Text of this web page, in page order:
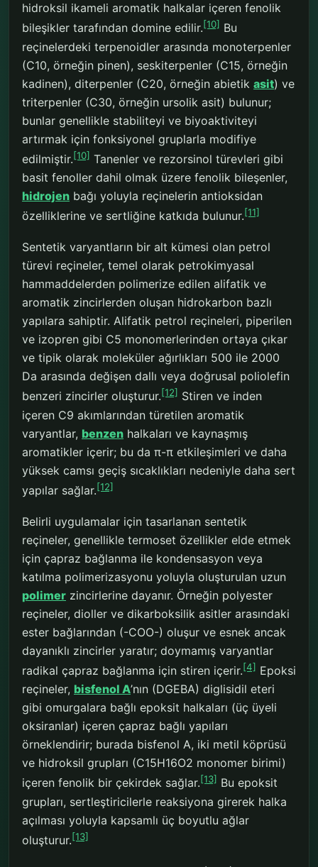
hidroksil ikameli aromatik halkalar içeren fenolik
bileşikler tarafından domine edilir.[10] Bu
reçinelerdeki terpenoidler arasında monoterpenler
(C10, örneğin pinen), seskiterpenler (C15, örneğin
kadinen), diterpenler (C20, örneğin abietik asit) ve
triterpenler (C30, örneğin ursolik asit) bulunur;
bunlar genellikle stabiliteyi ve biyoaktiviteyi
artırmak için fonksiyonel gruplarla modifiye
edilmiştir.[10] Tanenler ve rezorsinol türevleri gibi
basit fenoller dahil olmak üzere fenolik bileşenler,
hidrojen bağı yoluyla reçinelerin antioksidan
özelliklerine ve sertliğine katkıda bulunur.[11]
Sentetik varyantların bir alt kümesi olan petrol
türevi reçineler, temel olarak petrokimyasal
hammaddelerden polimerize edilen alifatik ve
aromatik zincirlerden oluşan hidrokarbon bazlı
yapılara sahiptir. Alifatik petrol reçineleri, piperilen
ve izopren gibi C5 monomerlerinden ortaya çıkar
ve tipik olarak moleküler ağırlıkları 500 ile 2000
Da arasında değişen dallı veya doğrusal poliolefin
benzeri zincirler oluşturur.[12] Stiren ve inden
içeren C9 akımlarından türetilen aromatik
varyantlar, benzen halkaları ve kaynaşmış
aromatikler içerir; bu da π-π etkileşimleri ve daha
yüksek camsı geçiş sıcaklıkları nedeniyle daha sert
yapılar sağlar.[12]
Belirli uygulamalar için tasarlanan sentetik
reçineler, genellikle termoset özellikler elde etmek
için çapraz bağlanma ile kondensasyon veya
katılma polimerizasyonu yoluyla oluşturulan uzun
polimer zincirlerine dayanır. Örneğin polyester
reçineler, dioller ve dikarboksilik asitler arasındaki
ester bağlarından (-COO-) oluşur ve esnek ancak
dayanıklı zincirler yaratır; doymamış varyantlar
radikal çapraz bağlanma için stiren içerir.[4] Epoksi
reçineler, bisfenol A’nın (DGEBA) diglisidil eteri
gibi omurgalara bağlı epoksit halkaları (üç üyeli
oksiranlar) içeren çapraz bağlı yapıları
örneklendirir; burada bisfenol A, iki metil köprüsü
ve hidroksil grupları (C15H16O2 monomer birimi)
içeren fenolik bir çekirdek sağlar.[13] Bu epoksit
grupları, sertleştiricilerle reaksiyona girerek halka
açılması yoluyla kapsamlı üç boyutlu ağlar
oluşturur.[13]